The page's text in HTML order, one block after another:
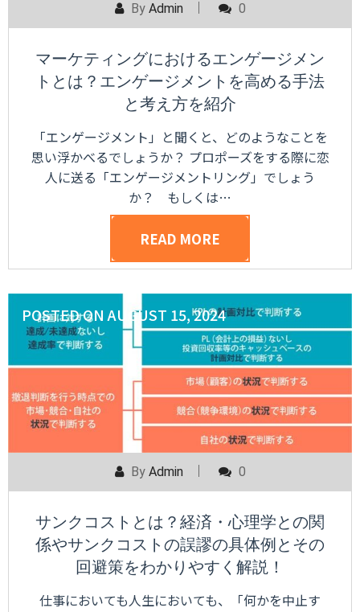
By Admin 0
マーケティングにおけるエンゲージメン
トとは？エンゲージメントを高める手法
と考え方を紹介
「エンゲージメント」と聞くと、どのようなことを
思い浮かべるでしょうか？ プロポーズをする際に恋
人に送る「エンゲージメントリング」でしょう
か？ もしくは…
READ MORE
POSTED ON AUGUST 15, 2024
By Admin 0
サンクコストとは？経済・心理学との関
係やサンクコストの誤謬の具体例とその
回避策をわかりやすく解説！
仕事においても人生においても、「何かを中止す